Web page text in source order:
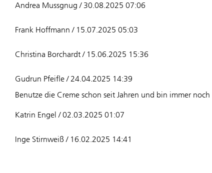
Andrea Mussgnug / 30.08.2025 07:06
Frank Hoffmann / 15.07.2025 05:03
Christina Borchardt / 15.06.2025 15:36
Gudrun Pfeifle / 24.04.2025 14:39
Benutze die Creme schon seit Jahren und bin immer
Katrin Engel / 02.03.2025 01:07
Inge Stirnweiß / 16.02.2025 14:41